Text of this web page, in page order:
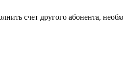
счет другого абонента,